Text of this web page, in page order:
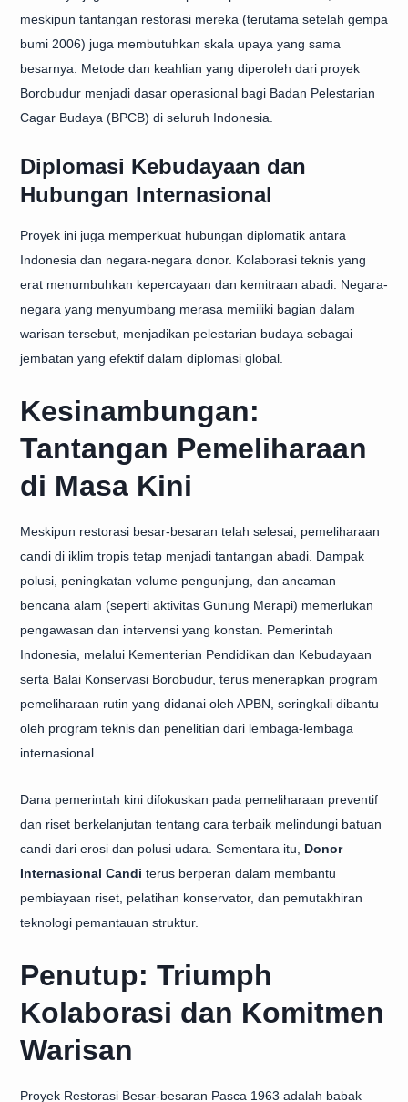
meskipun tantangan restorasi mereka (terutama setelah gempa
bumi 2006) juga membutuhkan skala upaya yang sama
besarnya. Metode dan keahlian yang diperoleh dari proyek
Borobudur menjadi dasar operasional bagi Badan Pelestarian
Cagar Budaya (BPCB) di seluruh Indonesia.
Diplomasi Kebudayaan dan
Hubungan Internasional
Proyek ini juga memperkuat hubungan diplomatik antara
Indonesia dan negara-negara donor. Kolaborasi teknis yang
erat menumbuhkan kepercayaan dan kemitraan abadi. Negara-
negara yang menyumbang merasa memiliki bagian dalam
warisan tersebut, menjadikan pelestarian budaya sebagai
jembatan yang efektif dalam diplomasi global.
Kesinambungan:
Tantangan Pemeliharaan
di Masa Kini
Meskipun restorasi besar-besaran telah selesai, pemeliharaan
candi di iklim tropis tetap menjadi tantangan abadi. Dampak
polusi, peningkatan volume pengunjung, dan ancaman
bencana alam (seperti aktivitas Gunung Merapi) memerlukan
pengawasan dan intervensi yang konstan. Pemerintah
Indonesia, melalui Kementerian Pendidikan dan Kebudayaan
serta Balai Konservasi Borobudur, terus menerapkan program
pemeliharaan rutin yang didanai oleh APBN, seringkali dibantu
oleh program teknis dan penelitian dari lembaga-lembaga
internasional.
Dana pemerintah kini difokuskan pada pemeliharaan preventif
dan riset berkelanjutan tentang cara terbaik melindungi batuan
candi dari erosi dan polusi udara. Sementara itu, Donor
Internasional Candi terus berperan dalam membantu
pembiayaan riset, pelatihan konservator, dan pemutakhiran
teknologi pemantauan struktur.
Penutup: Triumph
Kolaborasi dan Komitmen
Warisan
Proyek Restorasi Besar-besaran Pasca 1963 adalah babak